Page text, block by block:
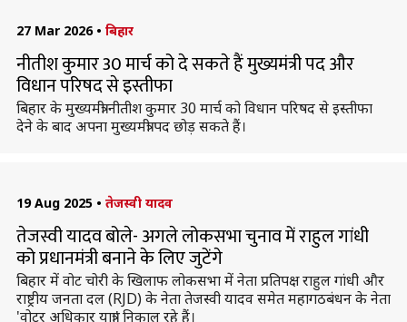
27 Mar 2026 • बिहार
नीतीश कुमार 30 मार्च को दे सकते हैं मुख्यमंत्री पद और
विधान परिषद से इस्तीफा
बिहार के मुख्यमंत्री नीतीश कुमार 30 मार्च को विधान परिषद से इस्तीफा
देने के बाद अपना मुख्यमंत्री पद छोड़ सकते हैं।
19 Aug 2025 • तेजस्वी यादव
तेजस्वी यादव बोले- अगले लोकसभा चुनाव में राहुल गांधी
को प्रधानमंत्री बनाने के लिए जुटेंगे
बिहार में वोट चोरी के खिलाफ लोकसभा में नेता प्रतिपक्ष राहुल गांधी और
राष्ट्रीय जनता दल (RJD) के नेता तेजस्वी यादव समेत महागठबंधन के नेता
'वोटर अधिकार यात्रा' निकाल रहे हैं।